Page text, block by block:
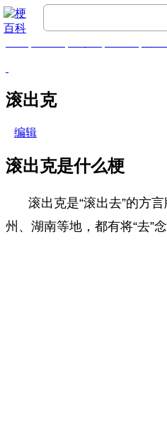
滚出克
编辑
滚出克是什么梗
滚出克是“滚出去”的方
州、湖南等地，都有将“去”念